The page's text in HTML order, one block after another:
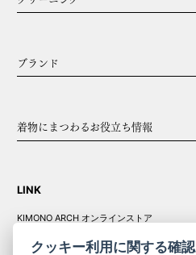
ブランド
着物にまつわるお役立ち情報
LINK
KIMONO ARCH オンラインストア
クッキー利用に関する確認